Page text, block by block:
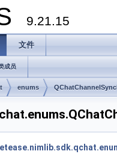
9.21.15
文件
成员
enums